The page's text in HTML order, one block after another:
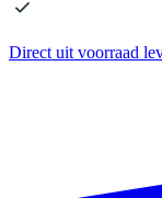
Direct uit voorraad